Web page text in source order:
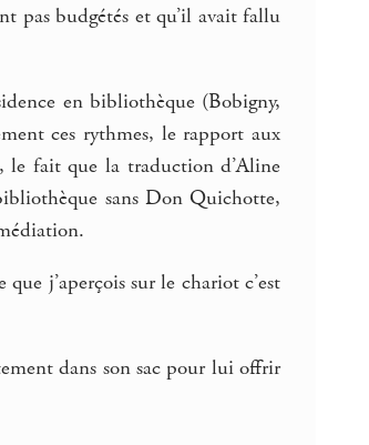
pas budgétés et qu’il avait fallu
en bibliothèque (Bobigny,
ces rythmes, le rapport aux
le fait que la traduction d’Aline
sans Don Quichotte,
j’aperçois sur le chariot c’est
dans son sac pour lui offrir